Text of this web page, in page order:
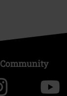
Community